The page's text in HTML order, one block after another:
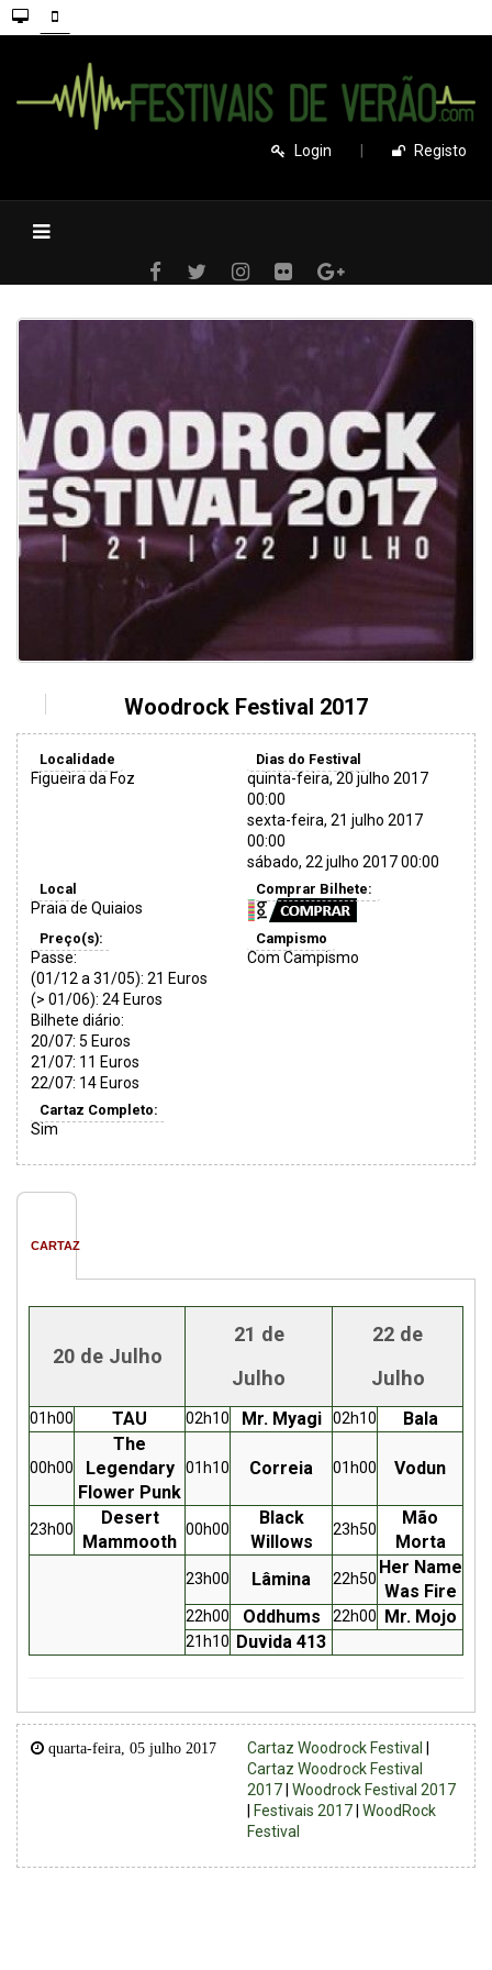
Login Registo
Woodrock Festival 2017
Localidade
Figueira da Foz
Dias do Festival
quinta-feira, 20 julho 2017
00:00
sexta-feira, 21 julho 2017
00:00
sábado, 22 julho 2017 00:00
Local
Praia de Quiaios
Comprar Bilhete:
Preço(s):
Passe:
(01/12 a 31/05): 21 Euros
(> 01/06): 24 Euros
Bilhete diário:
20/07: 5 Euros
21/07: 11 Euros
22/07: 14 Euros
Campismo
Com Campismo
Cartaz Completo:
Sim
CARTAZ
20 de Julho
21 de
Julho
22 de
Julho
01h00 TAU 02h10 Mr. Myagi 02h10 Bala
00h00
The
Legendary
Flower Punk
01h10 Correia 01h00 Vodun
23h00
Desert
Mammooth
00h00
Black
Willows
23h50
Mão
Morta
23h00 Lâmina 22h50
Her Name
Was Fire
22h00 Oddhums 22h00 Mr. Mojo
21h10 Duvida 413
quarta-feira, 05 julho 2017 Cartaz Woodrock Festival
Cartaz Woodrock Festival
2017 |Woodrock Festival 2017
Festivais 2017 |WoodRock
Festival